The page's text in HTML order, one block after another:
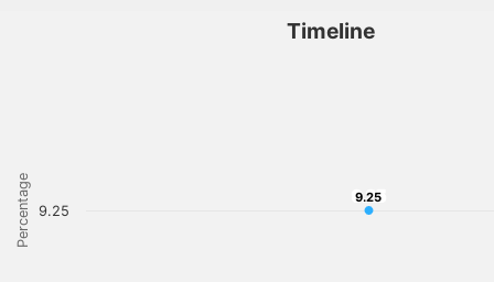
Percentage
Timeline
9.25
9.25
9.25